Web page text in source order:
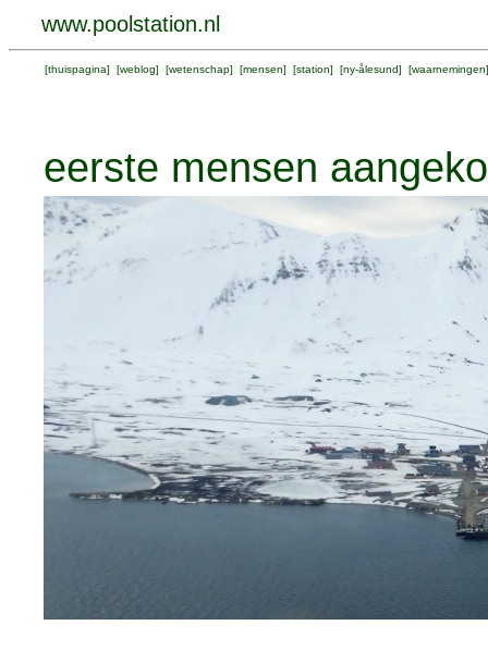
www.poolstation.nl
[thuispagina] [weblog] [wetenschap] [mensen] [station] [ny-ålesund] [waarnemingen
eerste mensen